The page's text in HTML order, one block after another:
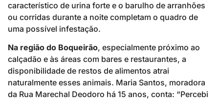
característico de urina forte e o barulho de arranhões
ou corridas durante a noite completam o quadro de
uma possível infestação.
Na região do Boqueirão, especialmente próximo ao
calçadão e às áreas com bares e restaurantes, a
disponibilidade de restos de alimentos atrai
naturalmente esses animais. Maria Santos, moradora
da Rua Marechal Deodoro há 15 anos, conta: “Percebi